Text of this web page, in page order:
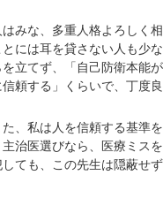
みな、多重人格よろしく
とには耳を貸さない人も少
を立てず、「自己防衛本能
信頼する」くらいで、丁度
、私は人を信頼する基準
主治医選びなら、医療ミス
しても、この先生は隠蔽せ